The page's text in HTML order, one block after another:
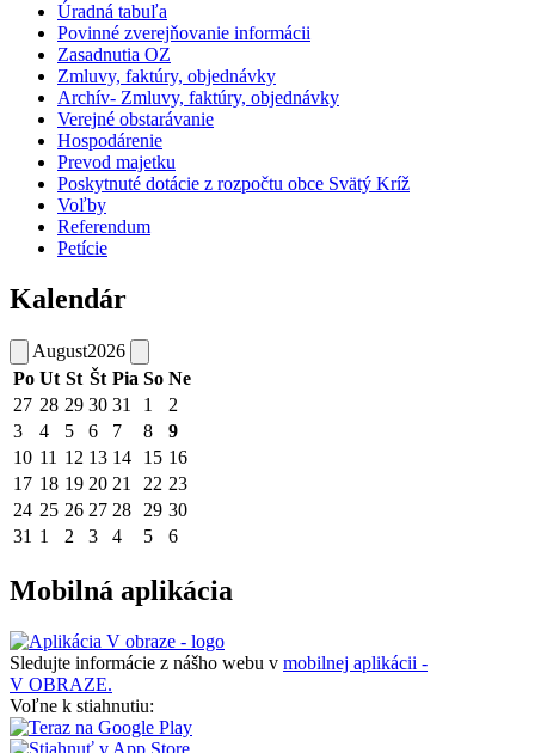
Úradná tabuľa
Povinné zverejňovanie informácii
Zasadnutia OZ
Zmluvy, faktúry, objednávky
Archív- Zmluvy, faktúry, objednávky
Verejné obstarávanie
Hospodárenie
Prevod majetku
Poskytnuté dotácie z rozpočtu obce Svätý Kríž
Voľby
Referendum
Petície
Kalendár
August2026
Po Ut St Št Pia So Ne
27 28 29 30 31 1
2
3
4 5 6 7 8
9
10 11 12 13 14 15 16
17 18 19 20 21 22 23
24 25 26 27 28 29 30
31 1 2 3 4 5 6
Mobilná aplikácia
Sledujte informácie z nášho webu v mobilnej aplikácii -
V OBRAZE.
Voľne k stiahnutiu: